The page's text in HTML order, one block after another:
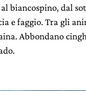
biancospino, dal
e faggio. Tra gli
Abbondano